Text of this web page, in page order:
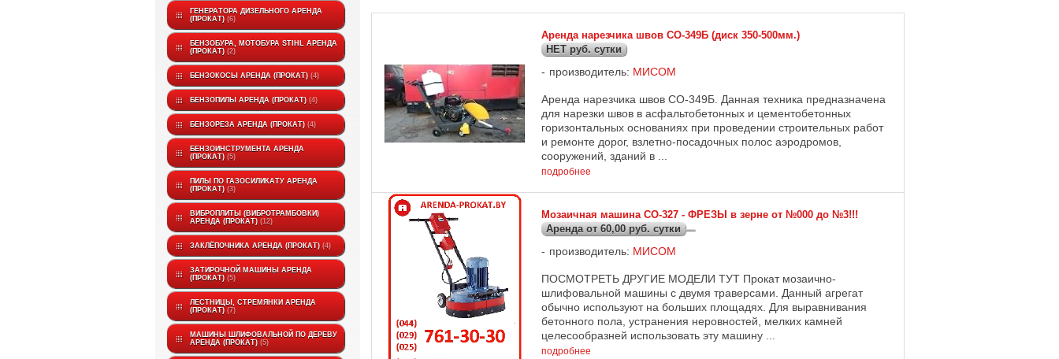
ГЕНЕРАТОРА ДИЗЕЛЬНОГО АРЕНДА
(ПРОКАТ) 6
БЕНЗОБУРА, МОТОБУРА STIHL АРЕНДА
(ПРОКАТ) 2
БЕНЗОКОСЫ АРЕНДА (ПРОКАТ) 4
БЕНЗОПИЛЫ АРЕНДА (ПРОКАТ) 4
БЕНЗОРЕЗА АРЕНДА (ПРОКАТ) 4
БЕНЗОИНСТРУМЕНТА АРЕНДА
(ПРОКАТ) 5
ПИЛЫ ПО ГАЗОСИЛИКАТУ АРЕНДА
(ПРОКАТ) 3
ВИБРОПЛИТЫ (ВИБРОТРАМБОВКИ)
АРЕНДА (ПРОКАТ) 12
ЗАКЛЁПОЧНИКА АРЕНДА (ПРОКАТ) 4
ЗАТИРОЧНОЙ МАШИНЫ АРЕНДА
(ПРОКАТ) 5
ЛЕСТНИЦЫ, СТРЕМЯНКИ АРЕНДА
(ПРОКАТ) 7
МАШИНЫ ШЛИФОВАЛЬНОЙ ПО ДЕРЕВУ
АРЕНДА (ПРОКАТ) 5
Аренда нарезчика швов СО-349Б (диск 350-500мм.)
НЕТ руб. сутки
производитель: МИСОМ
Аренда нарезчика швов СО-349Б. Данная техника предназначена
для нарезки швов в асфальтобетонных и цементобетонных
горизонтальных основаниях при проведении строительных работ
и ремонте дорог, взлетно-посадочных полос аэродромов,
сооружений, зданий в ...
подробнее
Мозаичная машина СО-327 - ФРЕЗЫ в зерне от №000 до №3!!!
Аренда от 60,00 руб. сутки
производитель: МИСОМ
ПОСМОТРЕТЬ ДРУГИЕ МОДЕЛИ ТУТ Прокат мозаично-
шлифовальной машины с двумя траверсами. Данный агрегат
обычно используют на больших площадях. Для выравнивания
бетонного пола, устранения неровностей, мелких камней
целесообразней использовать эту машину ...
подробнее